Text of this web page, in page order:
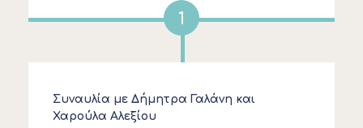
1
Συναυλία με Δήμητρα Γαλάνη και
Χαρούλα Αλεξίου